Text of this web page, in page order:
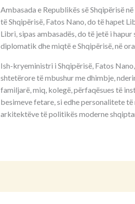
Ambasada e Republikës së Shqipërisë
të Shqipërisë, Fatos Nano, do të hapet
Libri, sipas ambasadës, do të jetë i
diplomatik dhe miqtë e Shqipërisë, në
Ish-kryeministri i Shqipërisë, Fatos
shtetërore të mbushur me dhimbje,
familjarë, miq, kolegë, përfaqësues të
besimeve fetare, si edhe personalitete
arkitektëve të politikës moderne